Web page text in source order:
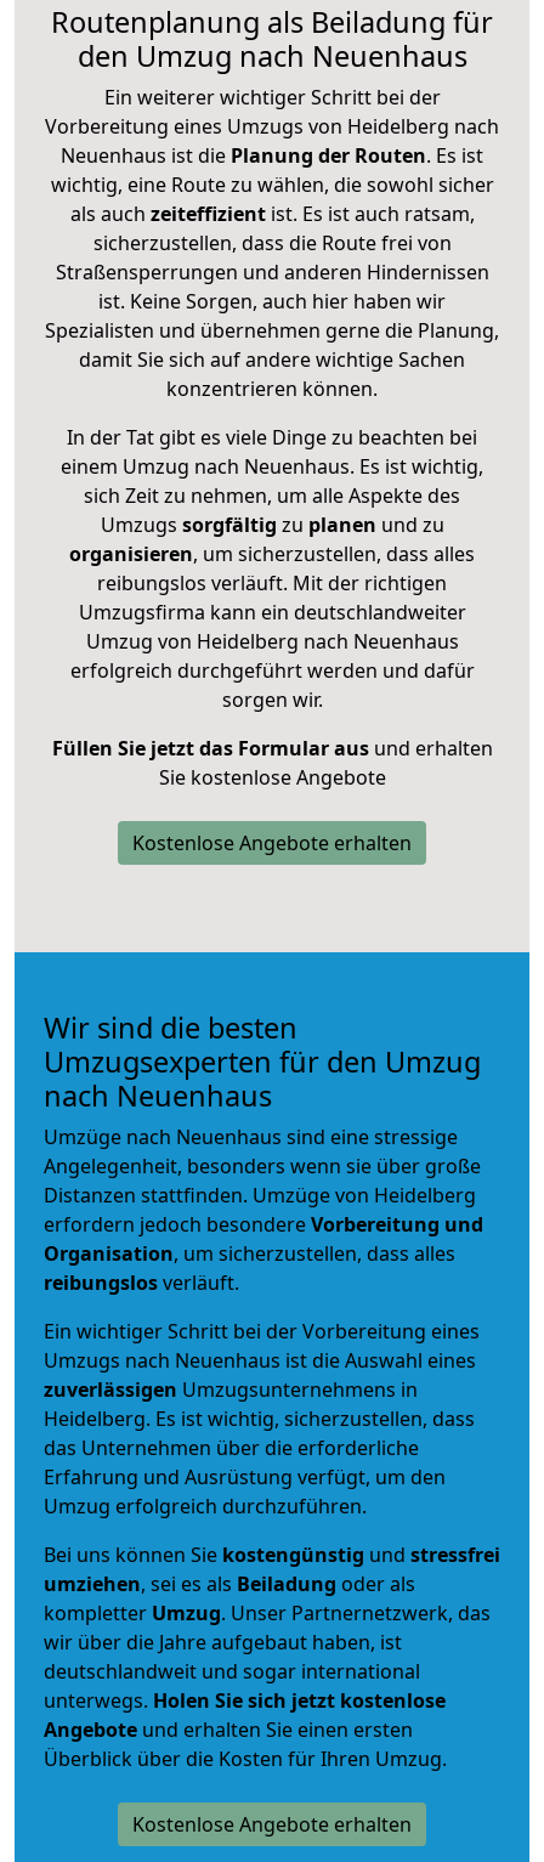
Routenplanung als Beiladung für
den Umzug nach Neuenhaus
Ein weiterer wichtiger Schritt bei der
Vorbereitung eines Umzugs von Heidelberg nach
Neuenhaus ist die Planung der Routen. Es ist
wichtig, eine Route zu wählen, die sowohl sicher
als auch zeiteffizientist. Es ist auch ratsam,
sicherzustellen, dass die Route frei von
Straßensperrungen und anderen Hindernissen
ist. Keine Sorgen, auch hier haben wir
Spezialisten und übernehmen gerne die Planung,
damit Sie sich auf andere wichtige Sachen
konzentrieren können.
In der Tat gibt es viele Dinge zu beachten bei
einem Umzug nach Neuenhaus. Es ist wichtig,
sich Zeit zu nehmen, um alle Aspekte des
Umzugs sorgfältig zu planen und zu
organisieren, um sicherzustellen, dass alles
reibungslos verläuft. Mit der richtigen
Umzugsfirma kann ein deutschlandweiter
Umzug von Heidelberg nach Neuenhaus
erfolgreich durchgeführt werden und dafür
sorgen wir.
Füllen Sie jetzt das Formular ausund erhalten
Sie kostenlose Angebote
Kostenlose Angebote erhalten
Wir sind die besten
Umzugsexperten für den Umzug
nach Neuenhaus
Umzüge nach Neuenhaus sind eine stressige
Angelegenheit, besonders wenn sie über große
Distanzen stattfinden. Umzüge von Heidelberg
erfordern jedoch besondereVorbereitung und
Organisation, um sicherzustellen, dass alles
reibungslosverläuft.
Ein wichtiger Schritt bei der Vorbereitung eines
Umzugs nach Neuenhaus ist die Auswahl eines
zuverlässigen Umzugsunternehmens in
Heidelberg. Es ist wichtig, sicherzustellen, dass
das Unternehmen über die erforderliche
Erfahrung und Ausrüstung verfügt, um den
Umzug erfolgreich durchzuführen.
Bei uns können Sie kostengünstig und stressfrei
umziehen, sei es als Beiladung oder als
kompletter Umzug. Unser Partnernetzwerk, das
wir über die Jahre aufgebaut haben, ist
deutschlandweit und sogar international
unterwegs. Holen Sie sich jetzt kostenlose
Angebote und erhalten Sie einen ersten
Überblick über die Kosten für Ihren Umzug.
Kostenlose Angebote erhalten